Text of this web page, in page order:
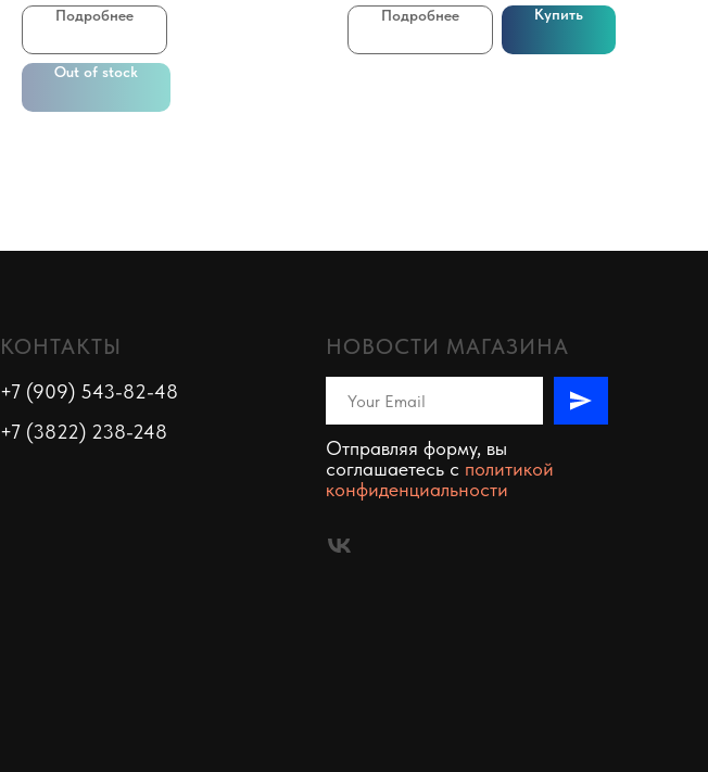
Подробнее
Out of stock
Подробнее Купить
КОНТАКТЫ
+7 (909) 543-82-48
+7 (3822) 238-248
НОВОСТИ МАГАЗИНА
Отправляя форму, вы
соглашаетесь c политикой
конфиденциальности